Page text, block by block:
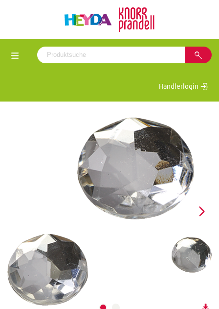
Händlerlogin